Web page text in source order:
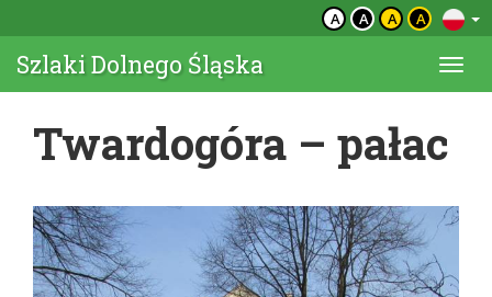
A A A A
Szlaki Dolnego Śląska
Twardogóra – pałac